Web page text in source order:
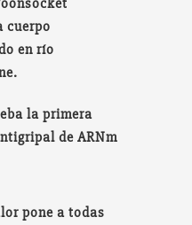
cuerpo
en río
la primera
de ARNm
pone a todas